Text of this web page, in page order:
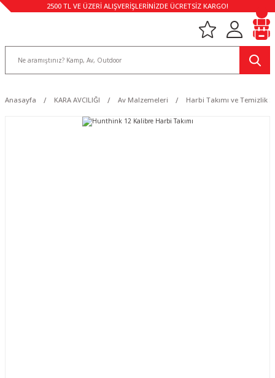
2500 TL VE ÜZERİ ALIŞVERİŞLERİNİZDE ÜCRETSİZ KARGO!
Anasayfa KARA AVCILIĞI Av Malzemeleri Harbi Takımı ve Temizlik